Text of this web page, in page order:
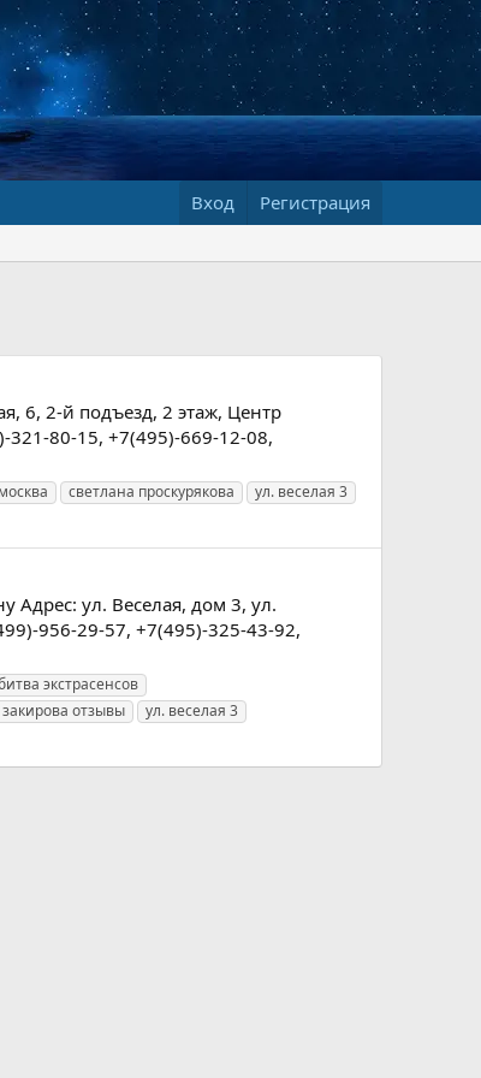
Вход Регистрация
6, 2-й подъезд, 2 этаж, Центр
80-15, +7(495)-669-12-08,
москва светлана проскурякова
ул. веселая 3
Адрес: ул. Веселая, дом 3, ул.
956-29-57, +7(495)-325-43-92,
экстрасенсов
отзывы
ул. веселая 3